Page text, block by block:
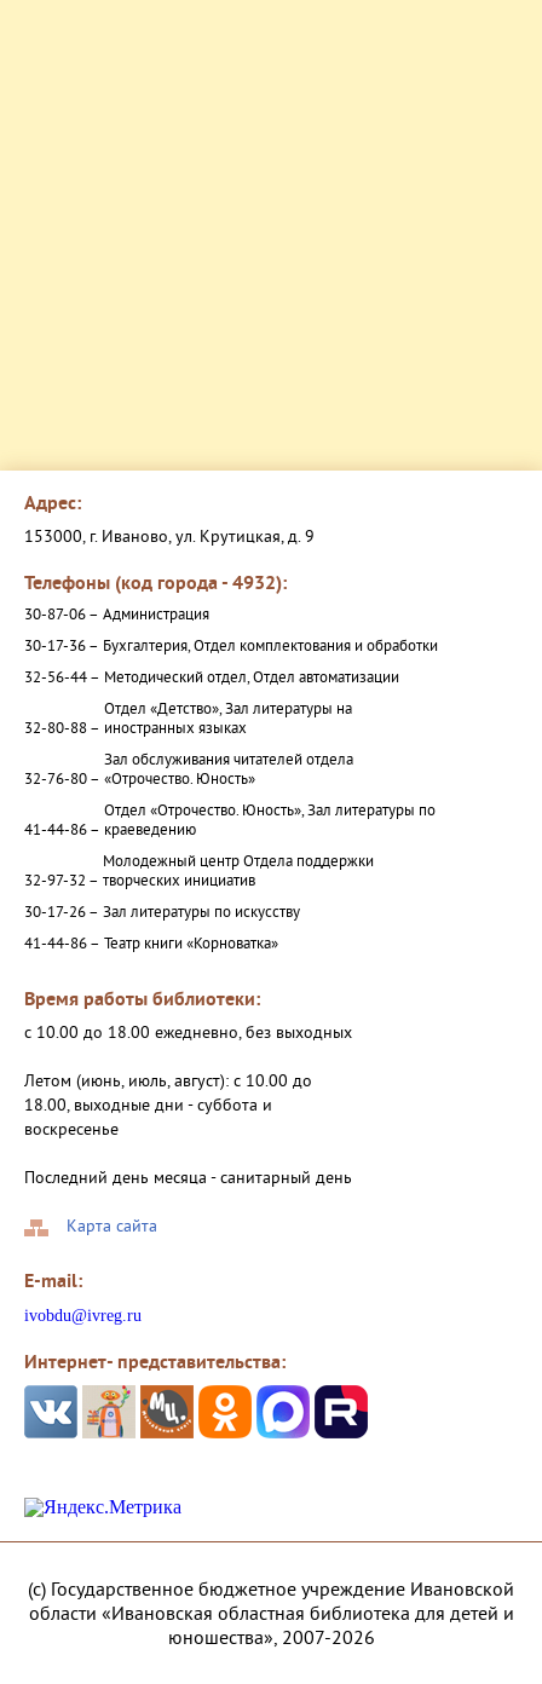
Адрес:
153000, г. Иваново, ул. Крутицкая, д. 9
Телефоны (код города - 4932):
30-87-06 – Администрация
30-17-36 – Бухгалтерия, Отдел комплектования и обработки
32-56-44 – Методический отдел, Отдел автоматизации
32-80-88 –
Отдел «Детство», Зал литературы на
иностранных языках
32-76-80 –
Зал обслуживания читателей отдела
«Отрочество. Юность»
41-44-86 –
Отдел «Отрочество. Юность», Зал литературы по
краеведению
32-97-32 –
Молодежный центр Отдела поддержки
творческих инициатив
30-17-26 – Зал литературы по искусству
41-44-86 – Театр книги «Корноватка»
Время работы библиотеки:
с 10.00 до 18.00 ежедневно, без выходных
Летом (июнь, июль, август): с 10.00 до
18.00, выходные дни - суббота и
воскресенье
Последний день месяца - санитарный день
Карта сайта
E-mail:
ivobdu@ivreg.ru
Интернет- представительства:
(с) Государственное бюджетное учреждение Ивановской
области «Ивановская областная библиотека для детей и
юношества», 2007-2026